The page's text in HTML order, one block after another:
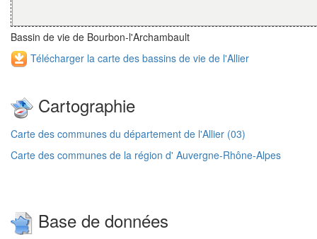
Bassin de vie de Bourbon-l'Archambault
Télécharger la carte des bassins de vie de l'Allier
Cartographie
Carte des communes du département de l'Allier (03)
Carte des communes de la région d' Auvergne-Rhône-Alpes
Base de données